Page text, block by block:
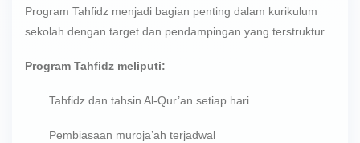
Program Tahfidz menjadi bagian penting dalam kurikulum
sekolah dengan target dan pendampingan yang terstruktur.
Program Tahfidz meliputi:
Tahfidz dan tahsin Al-Qur’an setiap hari
Pembiasaan muroja’ah terjadwal